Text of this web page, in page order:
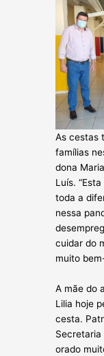
As cestas
famílias
dona
Luís.
toda a
nessa
cuidar do
muito
A mãe do
Lilia hoje
cesta.
Secretaria
orado